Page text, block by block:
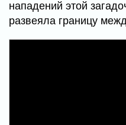
нападений этой
развеяла границу